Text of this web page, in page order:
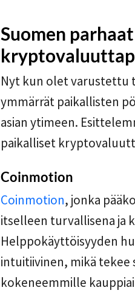
Suomen
Nyt kun olet varustettu
ymmärrät paikallisten
asian ytimeen.
paikalliset
Coinmotion
Coinmotion, jonka
itselleen turvallisena ja
Helppokäyttöisyyden
intuitiivinen, mikä tekee
kokeneemmille